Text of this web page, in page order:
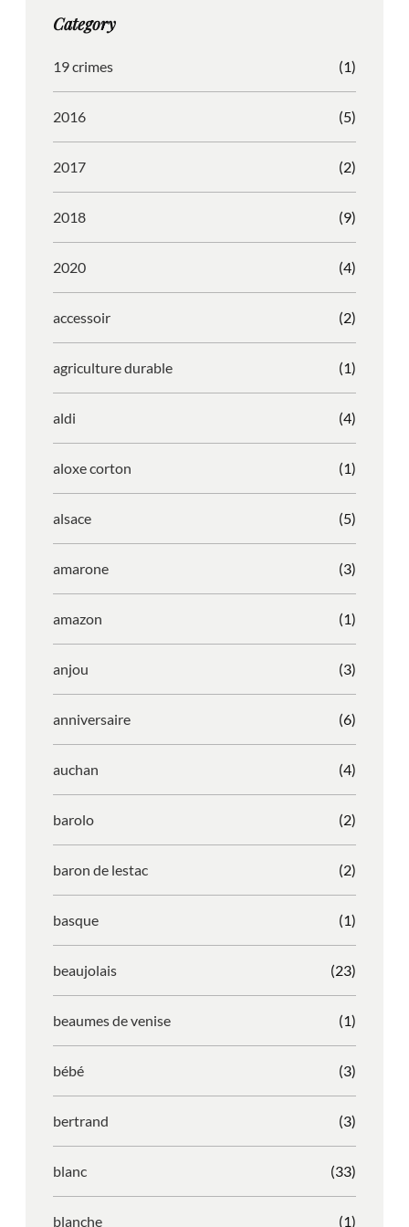
r
m
o
Category
19 crimes (1)
2016 (5)
2017 (2)
2018 (9)
2020 (4)
accessoir (2)
agriculture durable (1)
aldi (4)
aloxe corton (1)
alsace (5)
amarone (3)
amazon (1)
anjou (3)
anniversaire (6)
auchan (4)
barolo (2)
baron de lestac (2)
basque (1)
beaujolais (23)
beaumes de venise (1)
bébé (3)
bertrand (3)
blanc (33)
blanche (1)